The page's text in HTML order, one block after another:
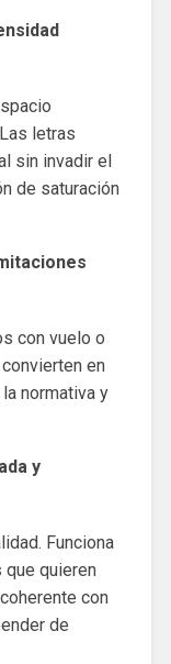
letras
sin invadir el
de saturación
con vuelo o
en
normativa y
y
Funciona
quieren
con
de